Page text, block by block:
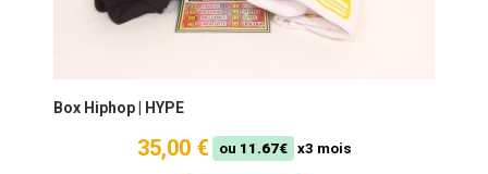
Box Hiphop | HYPE
35,00 € ou 11.67€ x3 mois